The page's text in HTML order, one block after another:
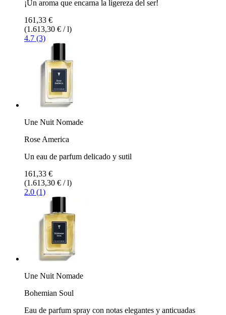
¡Un aroma que encarna la ligereza del ser!
161,33 €
(1.613,30 € / l)
4.7 (3)
Une Nuit Nomade
Rose America
Un eau de parfum delicado y sutil
161,33 €
(1.613,30 € / l)
2.0 (1)
Une Nuit Nomade
Bohemian Soul
Eau de parfum spray con notas elegantes y anticuadas